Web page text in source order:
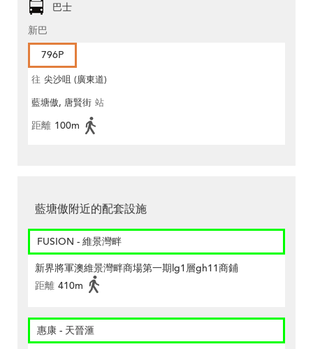
巴士
新巴
796P
往 尖沙咀 (廣東道)
藍塘傲, 唐賢街 站
距離 100m
藍塘傲附近的配套設施
FUSION - 維景灣畔
新界將軍澳維景灣畔商場第一期lg1層gh11商鋪
距離 410m
惠康 - 天晉滙